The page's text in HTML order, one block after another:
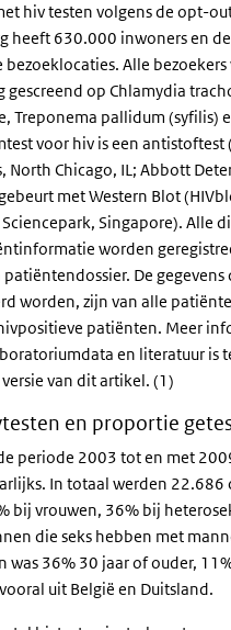
hiv testen volgens de opt-
heeft 630.000 inwoners en
bezoeklocaties. Alle
gescreend op Chlamydia
Treponema pallidum (syfilis)
voor hiv is een antistoftest
North Chicago, IL; Abbott
met Western Blot
Singapore). Alle
worden
De gegevens
worden, zijn van alle
patiënten. Meer
en literatuur is
van dit artikel. (1)
en proportie
periode 2003 tot en met
In totaal werden 22.686
bij vrouwen, 36% bij
die seks hebben met
was 36% 30 jaar of ouder,
uit België en Duitsland.